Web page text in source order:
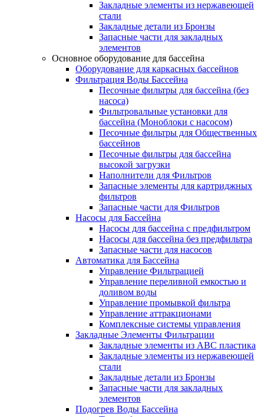
Закладные элементы из нержавеющей
стали
Закладные детали из Бронзы
Запасные части для закладных
элементов
Основное оборудование для бассейна
Оборудование для каркасных бассейнов
Фильтрация Воды Бассейна
Песочные фильтры для бассейна (без
насоса)
Фильтровальные установки для
бассейна (Моноблоки с насосом)
Песочные фильтры для Общественных
бассейнов
Песочные фильтры для бассейна
высокой загрузки
Наполнители для Фильтров
Запасные элементы для картриджных
фильтров
Запасные части для Фильтров
Насосы для Бассейна
Насосы для бассейна с предфильтром
Насосы для бассейна без предфильтра
Запасные части для насосов
Автоматика для Бассейна
Управление Фильтрацией
Управление переливной емкостью и
доливом воды
Управление промывкой фильтра
Управление аттракционами
Комплексные системы управления
Закладные Элементы Фильтрации
Закладные элементы из ABC пластика
Закладные элементы из нержавеющей
стали
Закладные детали из Бронзы
Запасные части для закладных
элементов
Подогрев Воды Бассейна